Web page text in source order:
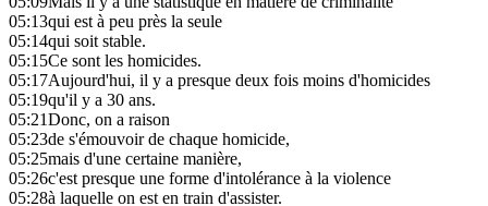
05:13qui est à peu près la seule
05:14qui soit stable.
05:15Ce sont les homicides.
05:17Aujourd'hui, il y a presque deux fois moins d'homicides
05:19qu'il y a 30 ans.
05:21Donc, on a raison
05:23de s'émouvoir de chaque homicide,
05:25mais d'une certaine manière,
05:26c'est presque une forme d'intolérance à la violence
05:28à laquelle on est en train d'assister.